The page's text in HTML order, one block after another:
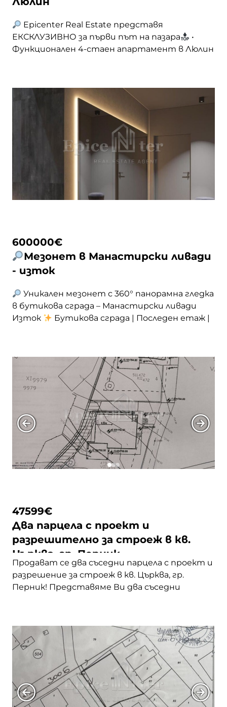
Epicenter Real Estate представя
ЕКСКЛУЗИВНО за първи път на пазара
•
Функционален 4-стаен апартамент в Люлин
сграда ЕПК строителство с площ от 140
кв.м. Разпределение: • Три просторни спални
с тераси • Светло холно помещение с преход
към трапезария • Кухня • … <a
href="https://epicenter.estate/epicenter-
edition/">Continued</a>
600000€
Мезонет в Манастирски ливади
- изток
Уникален мезонет с 360° панорамна гледка
в бутикова сграда – Манастирски ливади
Изток
Бутикова сграда | Последен етаж |
представя имот, който рядко се появява на
пазара – мезонет с впечатляващи
панорамни гледки, простор и уникално
разпределение, … <a
href="https://epicenter.estate/epicenter-
edition/">Continued</a>
47599€
Два парцела с проект и
разрешително за строеж в кв.
Църква, гр. Перник
Продават се два съседни парцела с проект и
разрешение за строеж в кв. Църква, гр.
Перник! Представяме Ви два съседни
предпочитаните райони – кв. Църква, гр.
Перник, само на 25 минути от София.
Районът е тих, зелен и същевременно добре
устроен – … <a
href="https://epicenter.estate/epicenter-
edition/">Continued</a>